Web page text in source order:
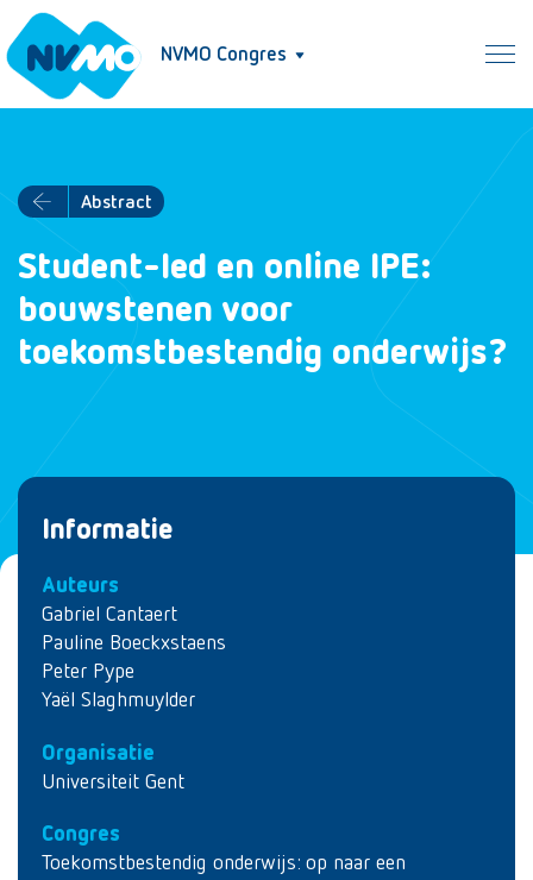
NVMO Congres
Abstract
Student-led en online IPE:
bouwstenen voor
toekomstbestendig onderwijs?
Informatie
Auteurs
Gabriel Cantaert
Pauline Boeckxstaens
Peter Pype
Yaël Slaghmuylder
Organisatie
Universiteit Gent
Congres
Toekomstbestendig onderwijs: op naar een